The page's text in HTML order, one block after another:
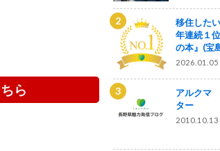
ら
移住した
年連続１
の本』(宝
2026.01.05
アルクマ
ター
2010.10.13